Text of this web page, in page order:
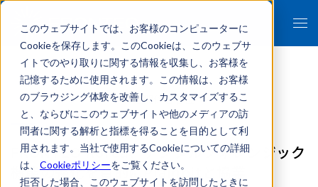
このウェブサイトでは、お客様のコンピューターに
Cookieを保存します。このCookieは、このウェブサ
イトでのやり取りに関する情報を収集し、お客様を
記憶するために使用されます。この情報は、お客様
のブラウジング体験を改善し、カスタマイズするこ
と、ならびにこのウェブサイトや他のメディアの訪
問者に関する解析と指標を得ることを目的として利
用されます。当社で使用するCookieについての詳細
は、 Cookieポリシーをご覧ください。
拒否した場合、このウェブサイトを訪問したときに
- 報道関係者各位 -
FRONTEO Korea、デジタルフォレンジック
機能の強化を目的にPlainbitと協業